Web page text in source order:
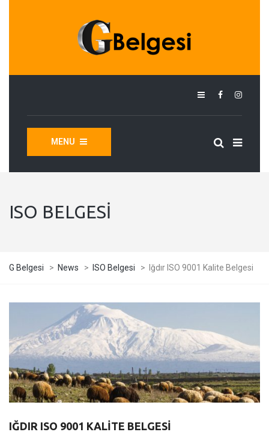
MENU
ISO BELGESI
G Belgesi > News > ISO Belgesi > Iğdır ISO 9001 Kalite Belgesi
IĞDIR ISO 9001 KALITE BELGESI